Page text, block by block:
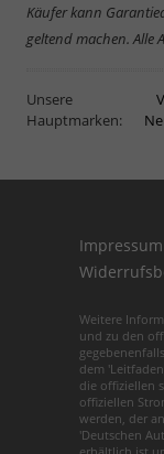
Käufer kann
geltend machen.
Unsere
Hauptmarken:
Impressum
Weitere
und zu den
dem
die offiziellen
offiziellen
werden, der
'Deutschen